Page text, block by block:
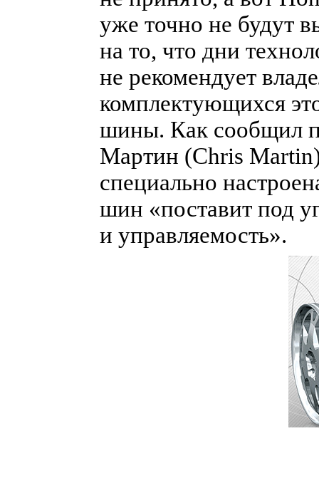
уже точно не будут
на то, что дни
не рекомендует
комплектующихся
шины. Как сообщил
Мартин (Chris
специально
шин «поставит под
и управляемость».